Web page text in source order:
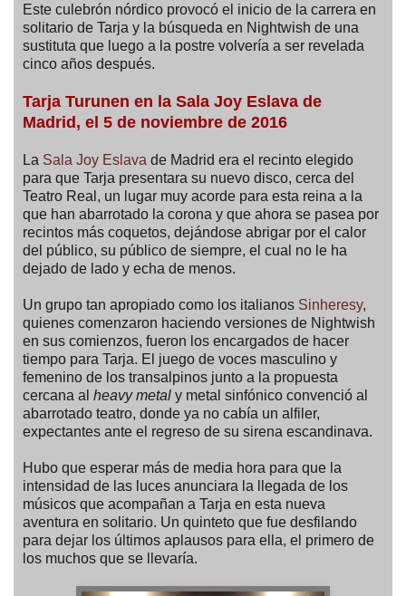
Este culebrón nórdico provocó el inicio de la carrera en
solitario de Tarja y la búsqueda en Nightwish de una
sustituta que luego a la postre volvería a ser revelada
cinco años después.
Tarja Turunen en la Sala Joy Eslava de
Madrid, el 5 de noviembre de 2016
La Sala Joy Eslava de Madrid era el recinto elegido
para que Tarja presentara su nuevo disco, cerca del
Teatro Real, un lugar muy acorde para esta reina a la
que han abarrotado la corona y que ahora se pasea por
recintos más coquetos, dejándose abrigar por el calor
del público, su público de siempre, el cual no le ha
dejado de lado y echa de menos.
Un grupo tan apropiado como los italianos Sinheresy,
quienes comenzaron haciendo versiones de Nightwish
en sus comienzos, fueron los encargados de hacer
tiempo para Tarja. El juego de voces masculino y
femenino de los transalpinos junto a la propuesta
cercana al heavy metal y metal sinfónico convenció al
abarrotado teatro, donde ya no cabía un alfiler,
expectantes ante el regreso de su sirena escandinava.
Hubo que esperar más de media hora para que la
intensidad de las luces anunciara la llegada de los
músicos que acompañan a Tarja en esta nueva
aventura en solitario. Un quinteto que fue desfilando
para dejar los últimos aplausos para ella, el primero de
los muchos que se llevaría.